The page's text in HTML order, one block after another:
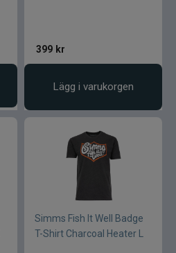
399 kr
Lägg i varukorgen
Simms Fish It Well Badge
T-Shirt Charcoal Heater L